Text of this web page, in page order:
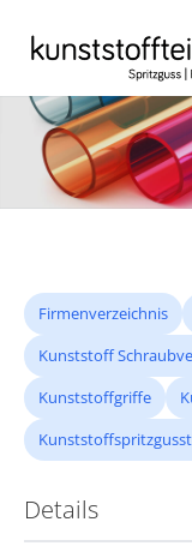
Firmenverzeichnis
Kunststoff
Kunststoffgriffe
Details